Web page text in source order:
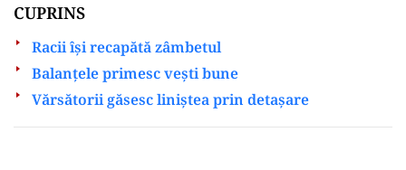
CUPRINS
Racii își recapătă zâmbetul
Balanțele primesc vești bune
Vărsătorii găsesc liniștea prin detașare